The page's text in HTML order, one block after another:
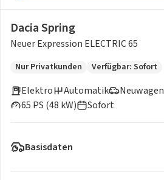
Dacia Spring
Neuer Expression ELECTRIC 65
Nur Privatkunden Verfügbar: Sofort
Elektro
Neuwagen
65 PS (48 kW)
Automatik
Sofort
Basisdaten